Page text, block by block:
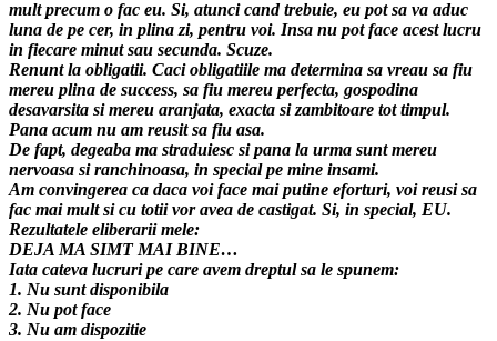
mult precum o fac eu. Si, atunci cand trebuie, eu pot sa va aduc
luna de pe cer, in plina zi, pentru voi. Insa nu pot face acest lucru
in fiecare minut sau secunda. Scuze.
Renunt la obligatii. Caci obligatiile ma determina sa vreau sa fiu
mereu plina de success, sa fiu mereu perfecta, gospodina
desavarsita si mereu aranjata, exacta si zambitoare tot timpul.
Pana acum nu am reusit sa fiu asa.
De fapt, degeaba ma straduiesc si pana la urma sunt mereu
nervoasa si ranchinoasa, in special pe mine insami.
Am convingerea ca daca voi face mai putine eforturi, voi reusi sa
fac mai mult si cu totii vor avea de castigat. Si, in special, EU.
Rezultatele eliberarii mele:
DEJA MA SIMT MAI BINE…
Iata cateva lucruri pe care avem dreptul sa le spunem:
1. Nu sunt disponibila
2. Nu pot face
3. Nu am dispozitie